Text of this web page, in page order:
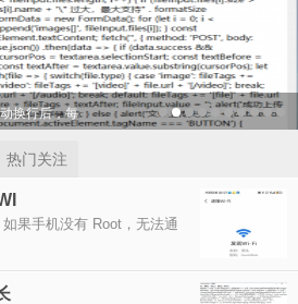
换行后，每
热门关注
果手机没有 Root，无法通